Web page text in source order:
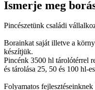
Ismerje meg
Pincészetünk családi
Borainkat saját illetve a
készítjük.
Pincénk 3500 hl tárolótérrel
és tárolása 25, 50 és 100 hl-
Folyamatos